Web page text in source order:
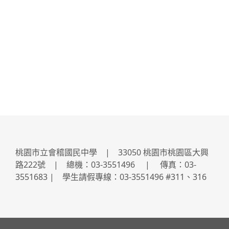
桃園市立會稽國民中學 | 33050 桃園市桃園區大興
路222號 | 總機：03-3551496 | 傳真：03-
3551683 | 學生請假專線：03-3551496 #311、316